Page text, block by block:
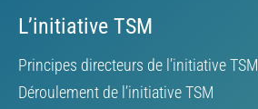
L’initiative TSM
Principes directeurs de l’initiative TSM
Déroulement de l’initiative TSM